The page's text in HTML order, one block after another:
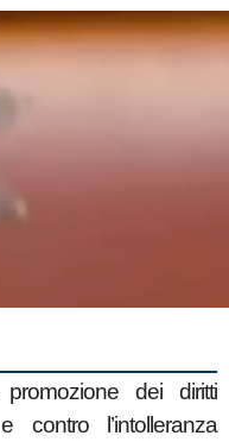
dei diritti
contro l’intolleranza